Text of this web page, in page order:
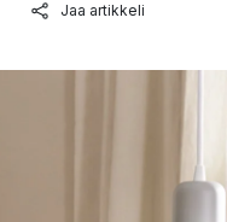
Jaa artikkeli